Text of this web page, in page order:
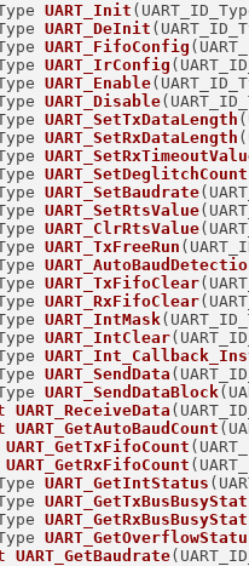
UART_Init
UART_DeInit
UART_FifoConfig
UART_IrConfig
UART_Enable
UART_Disable
UART_SetTxDataLength
UART_SetRxDataLength
UART_SetDeglitchCount
UART_SetBaudrate
UART_SetRtsValue
UART_ClrRtsValue
UART_TxFreeRun
UART_TxFifoClear
UART_RxFifoClear
UART_IntMask
UART_IntClear
UART_SendData
UART_SendDataBlock
UART_ReceiveData
UART_GetAutoBaudCount
UART_GetTxFifoCount
UART_GetRxFifoCount
UART_GetIntStatus
UART_GetBaudrate